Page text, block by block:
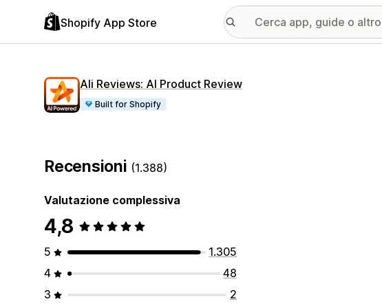
Shopify App Store
Ali Reviews: AI Product Review
Built for Shopify
Recensioni (1.388)
Valutazione complessiva
4,8
5
1.305
4
48
3
2